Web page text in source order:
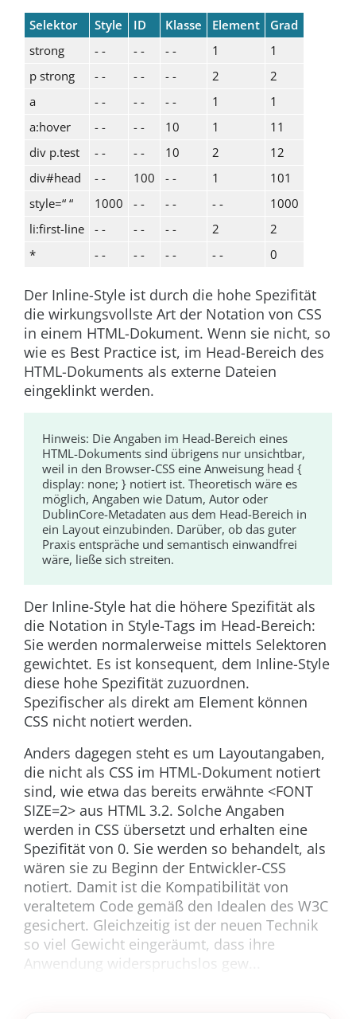
Selektor Style ID Klasse Element
Grad
strong
- - - - - - 1
1
p strong
- - - - - - 2
2
a
- - - - - - 1
1
a:hover
- - - - 10 1
11
div p.test
- - - - 10 2
12
div#head
- - 100 - - 1
101
style=“ “
1000 - - - - - -
1000
li:first-line
- - - - - - 2
2
*
- - - - - - - - 0
Der Inline-Style ist durch die hohe Spezifität
die wirkungsvollste Art der Notation von CSS
in einem HTML-Dokument. Wenn sie nicht, so
wie es Best Practice ist, im Head-Bereich des
HTML-Dokuments als externe Dateien
eingeklinkt werden.
Hinweis: Die Angaben im Head-Bereich eines
HTML-Dokuments sind übrigens nur unsichtbar,
weil in den Browser-CSS eine Anweisung head {
display: none; }notiert ist. Theoretisch wäre es
möglich, Angaben wie Datum, Autor oder
DublinCore-Metadaten aus dem Head-Bereich in
ein Layout einzubinden. Darüber, ob das guter
Praxis entspräche und semantisch einwandfrei
wäre, ließe sich streiten.
Der Inline-Style hat die höhere Spezifität als
die Notation in Style-Tags im Head-Bereich:
Sie werden normalerweise mittels Selektoren
gewichtet. Es ist konsequent, dem Inline-Style
diese hohe Spezifität zuzuordnen.
Spezifischer als direkt am Element können
CSS nicht notiert werden.
Anders dagegen steht es um Layoutangaben,
die nicht als CSS im HTML-Dokument notiert
sind, wie etwa das bereits erwähnte <FONT
SIZE=2> aus HTML 3.2. Solche Angaben
werden in CSS übersetzt und erhalten eine
Spezifität von 0. Sie werden so behandelt, als
wären sie zu Beginn der Entwickler-CSS
notiert. Damit ist die Kompatibilität von
veraltetem Code gemäß den Idealen des W3C
gesichert. Gleichzeitig ist der neuen Technik
so viel Gewicht eingeräumt, dass ihre
Anwendung widerspruchslos gew...